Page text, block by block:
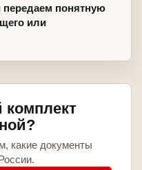
понятную
или
комплект
какие документы